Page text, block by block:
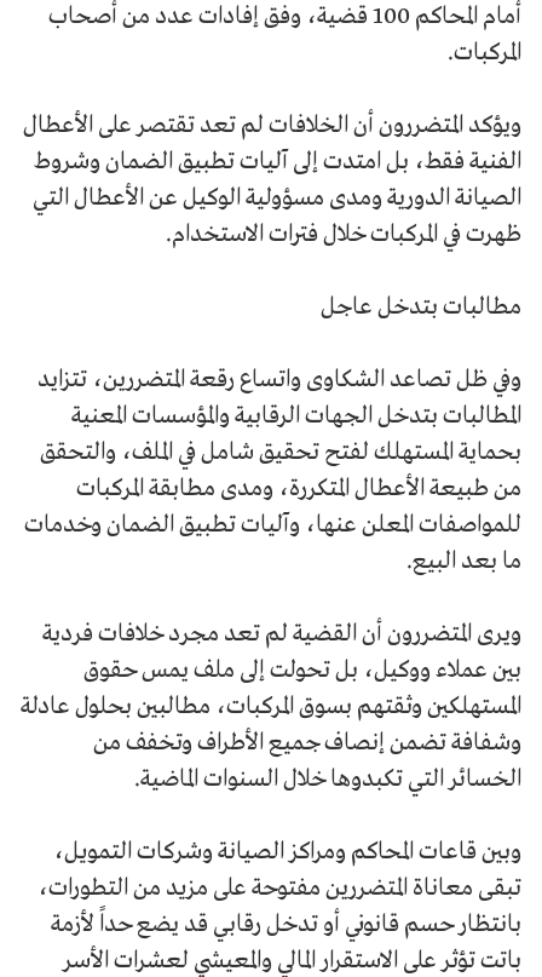
أمام المحاكم 100 قضية، وفق إفادات عدد من أصحاب
المركبات.
ويؤكد المتضررون أن الخلافات لم تعد تقتصر على الأعطال
الفنية فقط، بل امتدت إلى آليات تطبيق الضمان وشروط
الصيانة الدورية ومدى مسؤولية الوكيل عن الأعطال التي
ظهرت في المركبات خلال فترات الاستخدام.
مطالبات بتدخل عاجل
وفي ظل تصاعد الشكاوى واتساع رقعة المتضررين، تتزايد
المطالبات بتدخل الجهات الرقابية والمؤسسات المعنية
بحماية المستهلك لفتح تحقيق شامل في الملف، والتحقق
من طبيعة الأعطال المتكررة، ومدى مطابقة المركبات
للمواصفات المعلن عنها، وآليات تطبيق الضمان وخدمات
ما بعد البيع.
ويرى المتضررون أن القضية لم تعد مجرد خلافات فردية
بين عملاء ووكيل، بل تحولت إلى ملف يمس حقوق
المستهلكين وثقتهم بسوق المركبات، مطالبين بحلول عادلة
وشفافة تضمن إنصاف جميع الأطراف وتخفف من
الخسائر التي تكبدوها خلال السنوات الماضية.
وبين قاعات المحاكم ومراكز الصيانة وشركات التمويل،
تبقى معاناة المتضررين مفتوحة على مزيد من التطورات،
بانتظار حسم قانوني أو تدخل رقابي قد يضع حداً لأزمة
باتت تؤثر على الاستقرار المالي والمعيشي لعشرات الأسر